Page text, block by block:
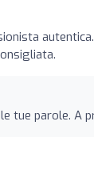
tue parole. A